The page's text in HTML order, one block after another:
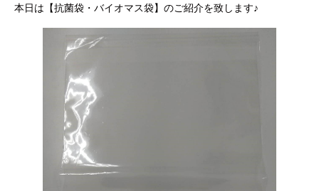
本日は【抗菌袋・バイオマス袋】のご紹介を致します♪